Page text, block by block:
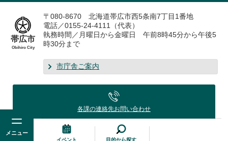
メニュー
イベント 目的から探す
帯広市
Obihiro City
〒080-8670 北海道帯広市西5条南7丁目1番地
電話／0155-24-4111（代表）
執務時間／月曜日から金曜日 午前8時45分から午後5
時30分まで
市庁舎ご案内
各課の連絡先お問い合わせ